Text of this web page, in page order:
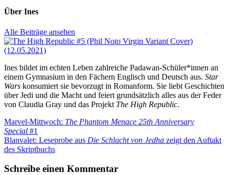
Über Ines
Alle Beiträge ansehen
Ines bildet im echten Leben zahlreiche Padawan-Schüler*innen an
einem Gymnasium in den Fächern Englisch und Deutsch aus. Star
Wars konsumiert sie bevorzugt in Romanform. Sie liebt Geschichten
über Jedi und die Macht und feiert grundsätzlich alles aus der Feder
von Claudia Gray und das Projekt The High Republic.
Beitragsnavigation
Vorheriger
Beitrag:
Marvel-Mittwoch: The Phantom Menace 25th Anniversary
Special #1
Nächster
Beitrag:
Blanvalet: Leseprobe aus Die Schlacht von Jedha zeigt den Auftakt
des Skriptbuchs
Schreibe einen Kommentar